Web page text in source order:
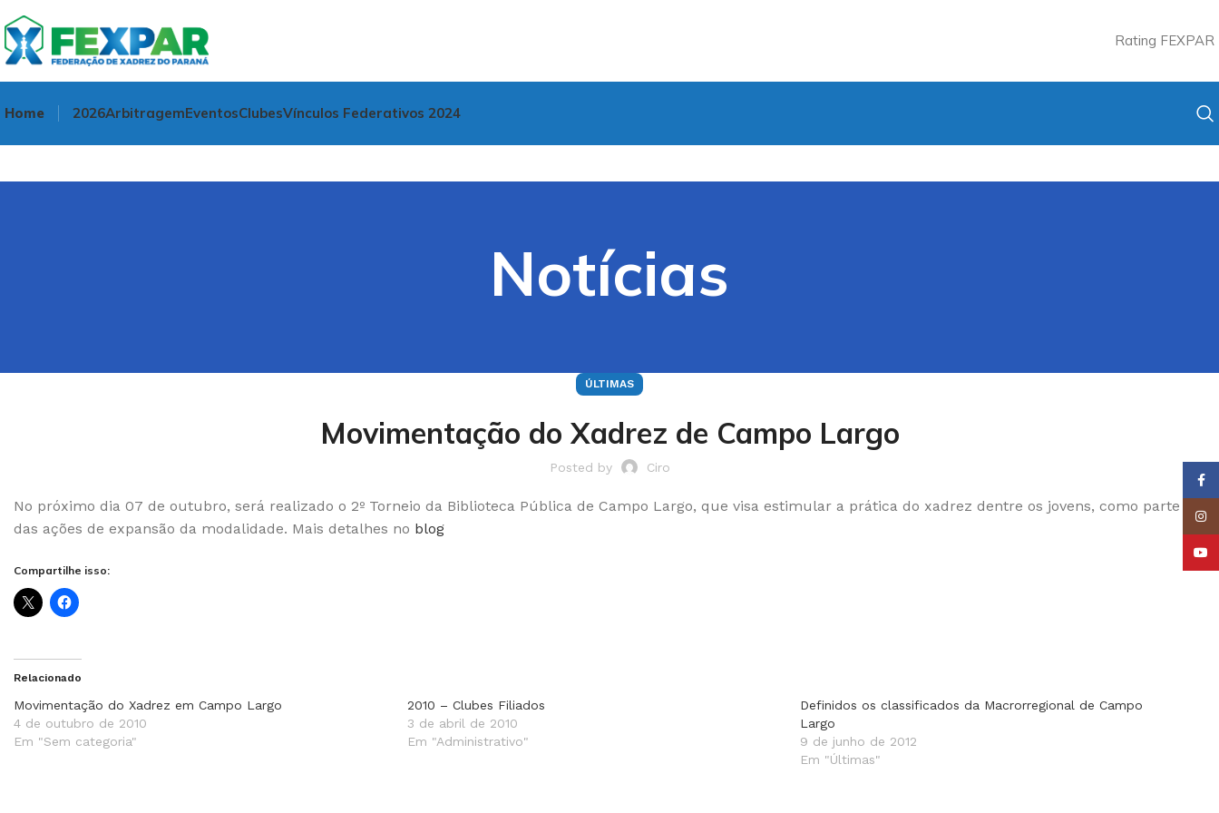
Rating FEXPAR
Home 2026ArbitragemEventosClubesVínculos Federativos 2024
Notícias
ÚLTIMAS
Movimentação do Xadrez de Campo Largo
Posted by Ciro
No próximo dia 07 de outubro, será realizado o 2º Torneio da Biblioteca Pública de Campo Largo, que visa estimular a prática do xadrez dentre os jovens, como parte
das ações de expansão da modalidade. Mais detalhes no blog
Compartilhe isso:
Relacionado
Movimentação do Xadrez em Campo Largo
4 de outubro de 2010
Em "Sem categoria"
2010 – Clubes Filiados
3 de abril de 2010
Em "Administrativo"
Definidos os classificados da Macrorregional de Campo
Largo
9 de junho de 2012
Em "Últimas"